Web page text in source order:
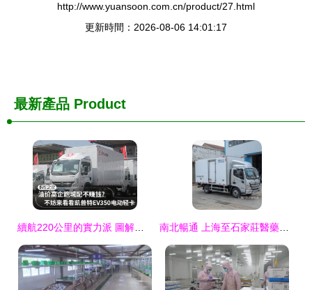
http://www.yuansoon.com.cn/product/27.html
更新時間：2026-08-06 14:01:17
最新產品 Product